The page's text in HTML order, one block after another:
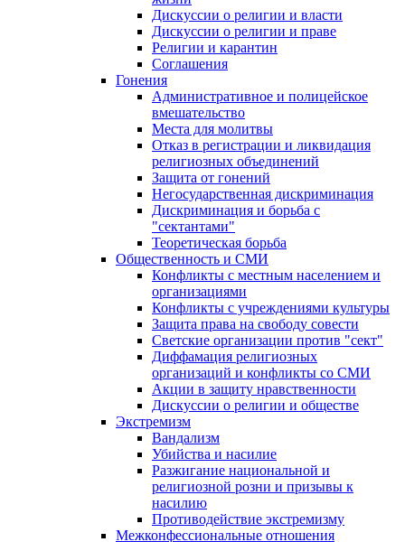
Дискуссии о религии и власти
Дискуссии о религии и праве
Религии и карантин
Соглашения
Гонения
Административное и полицейское
вмешательство
Места для молитвы
Отказ в регистрации и ликвидация
религиозных объединений
Защита от гонений
Негосударственная дискриминация
Дискриминация и борьба с
"сектантами"
Теоретическая борьба
Общественность и СМИ
Конфликты с местным населением и
организациями
Конфликты с учреждениями культуры
Защита права на свободу совести
Светские организации против "сект"
Диффамация религиозных
организаций и конфликты со СМИ
Акции в защиту нравственности
Дискуссии о религии и обществе
Экстремизм
Вандализм
Убийства и насилие
Разжигание национальной и
религиозной розни и призывы к
насилию
Противодействие экстремизму
Межконфессиональные отношения